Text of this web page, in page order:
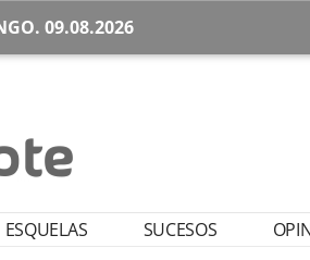
09.08.2026
ESQUELAS SUCESOS